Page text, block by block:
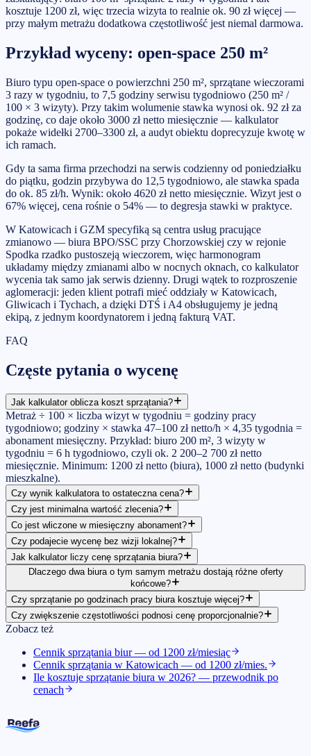
kosztuje 1200 zł, więc trzecia wizyta to realnie ok. 90 zł więcej —
przy małym metrażu dodatkowa częstotliwość jest niemal darmowa.
Przykład wyceny: open-space 250 m²
Biuro typu open-space o powierzchni 250 m², sprzątane wieczorami
3 razy w tygodniu, to 7,5 godziny serwisu tygodniowo (250 m² /
100 × 3 wizyty). Przy takim wolumenie stawka wynosi ok. 92 zł za
godzinę, co daje około 3000 zł netto miesięcznie — kalkulator
pokaże widełki 2700–3300 zł, a audyt obiektu doprecyzuje kwotę w
ich ramach.
Gdy ta sama firma przechodzi na serwis codzienny od poniedziałku
do piątku, godzin przybywa do 12,5 tygodniowo, ale stawka spada
do ok. 85 zł/h. Wynik: około 4620 zł netto miesięcznie. Wizyt jest o
67% więcej, cena rośnie o 54% — to degresja stawki w praktyce.
W Katowicach i GZM specyfiką są centra usług pracujące
zmianowo — biura BPO/SSC przy Chorzowskiej czy w rejonie
Spodka rzadko pustoszeją wieczorem, więc harmonogram
układamy między zmianami albo w nocnych oknach, co kalkulator
wycenia tak samo jak serwis dzienny. Drugi wątek to rozproszenie
aglomeracji: jeden klient potrafi mieć oddziały w Katowicach,
Gliwicach i Tychach, a dzięki DTŚ i A4 obsługujemy je jedną
ekipą, z jednym koordynatorem i jedną fakturą VAT.
FAQ
Częste pytania o wycenę
Jak kalkulator oblicza koszt sprzątania?
Metraż ÷ 100 × liczba wizyt w tygodniu = godziny pracy
tygodniowo; godziny × stawka 47–100 zł netto/h × 4,35 tygodnia =
abonament miesięczny. Przykład: biuro 200 m², 3 wizyty w
tygodniu = 6 h tygodniowo, czyli ok. 2 200–2 700 zł netto
miesięcznie. Minimum: 1200 zł netto (biura), 1000 zł netto (budynki
mieszkalne).
Czy wynik kalkulatora to ostateczna cena?
Czy jest minimalna wartość zlecenia?
Co jest wliczone w miesięczny abonament?
Czy podajecie wycenę bez wizji lokalnej?
Jak kalkulator liczy cenę sprzątania biura?
Dlaczego dwa biura o tym samym metrażu dostają różne oferty
końcowe?
Czy sprzątanie po godzinach pracy biura kosztuje więcej?
Czy zwiększenie częstotliwości podnosi cenę proporcjonalnie?
Zobacz też
Cennik sprzątania biur — od 1200 zł/miesiąc
Cennik sprzątania w Katowicach — od 1200 zł/mies.
Ile kosztuje sprzątanie biura w 2026? — przewodnik po
cenach